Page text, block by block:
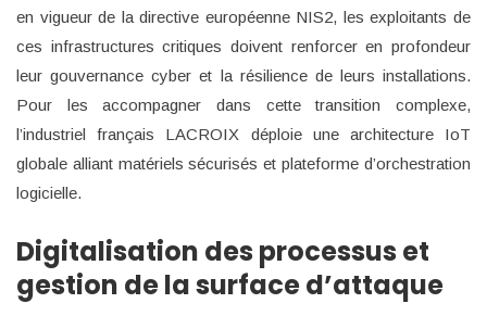
en vigueur de la directive européenne NIS2, les exploitants de
ces infrastructures critiques doivent renforcer en profondeur
leur gouvernance cyber et la résilience de leurs installations.
Pour les accompagner dans cette transition complexe,
l’industriel français LACROIX déploie une architecture IoT
globale alliant matériels sécurisés et plateforme d’orchestration
logicielle.
Digitalisation des processus et
gestion de la surface d’attaque